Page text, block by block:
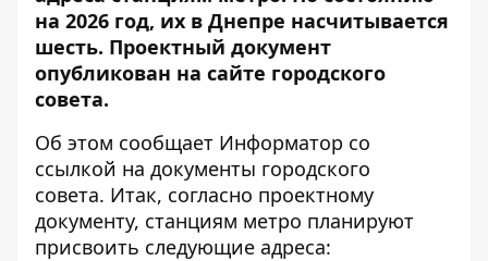
на 2026 год, их в Днепре насчитывается
шесть. Проектный документ
опубликован на сайте городского
совета.
Об этом сообщает Информатор со
ссылкой на документы городского
совета. Итак, согласно проектному
документу, станциям метро планируют
присвоить следующие адреса: